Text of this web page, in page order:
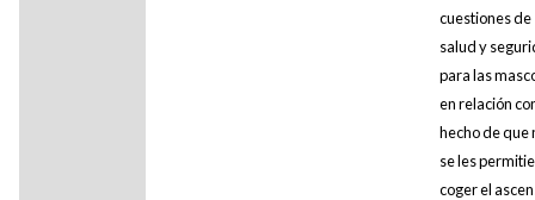
cuestiones de
salud y
para las
en relación
hecho de que
se les
coger el